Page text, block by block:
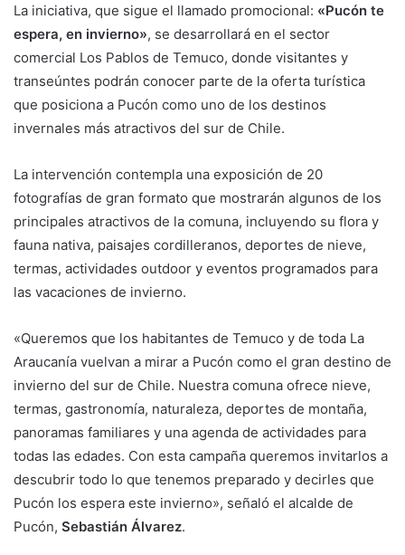
La iniciativa, que sigue el llamado promocional: «Pucón te
espera, en invierno», se desarrollará en el sector
comercial Los Pablos de Temuco, donde visitantes y
transeúntes podrán conocer parte de la oferta turística
que posiciona a Pucón como uno de los destinos
invernales más atractivos del sur de Chile.
La intervención contempla una exposición de 20
fotografías de gran formato que mostrarán algunos de los
principales atractivos de la comuna, incluyendo su flora y
fauna nativa, paisajes cordilleranos, deportes de nieve,
termas, actividades outdoor y eventos programados para
las vacaciones de invierno.
«Queremos que los habitantes de Temuco y de toda La
Araucanía vuelvan a mirar a Pucón como el gran destino de
invierno del sur de Chile. Nuestra comuna ofrece nieve,
termas, gastronomía, naturaleza, deportes de montaña,
panoramas familiares y una agenda de actividades para
todas las edades. Con esta campaña queremos invitarlos a
descubrir todo lo que tenemos preparado y decirles que
Pucón los espera este invierno», señaló el alcalde de
Pucón, Sebastián Álvarez.